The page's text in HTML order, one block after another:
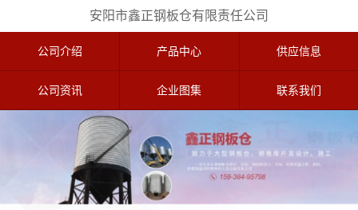
安阳市鑫正钢板仓有限责任公司
公司介绍 产品中心 供应信息
公司资讯 企业图集 联系我们